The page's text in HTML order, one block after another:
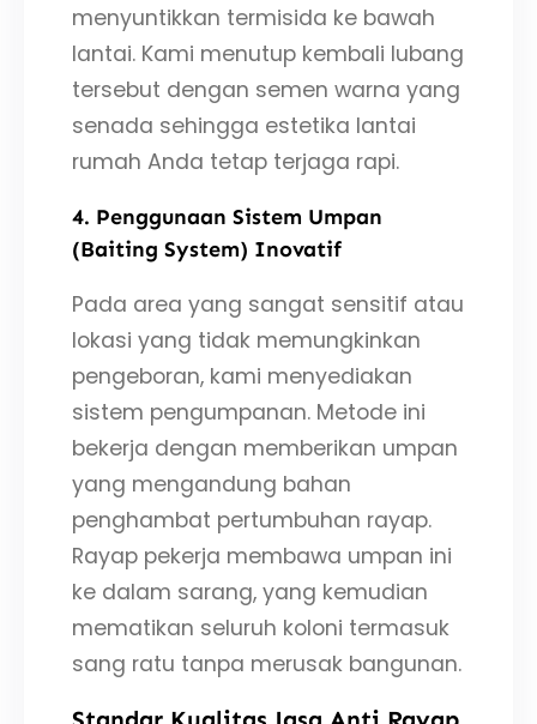
menyuntikkan termisida ke bawah
lantai. Kami menutup kembali lubang
tersebut dengan semen warna yang
senada sehingga estetika lantai
rumah Anda tetap terjaga rapi.
4. Penggunaan Sistem Umpan
(Baiting System) Inovatif
Pada area yang sangat sensitif atau
lokasi yang tidak memungkinkan
pengeboran, kami menyediakan
sistem pengumpanan. Metode ini
bekerja dengan memberikan umpan
yang mengandung bahan
penghambat pertumbuhan rayap.
Rayap pekerja membawa umpan ini
ke dalam sarang, yang kemudian
mematikan seluruh koloni termasuk
sang ratu tanpa merusak bangunan.